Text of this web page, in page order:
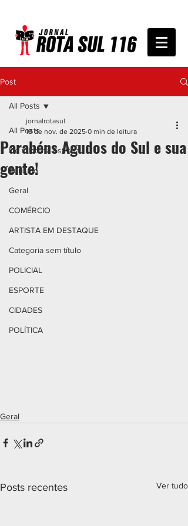
Post
All Posts
De Olho na Estrada
Turismo
Geral
COMÉRCIO
ARTISTA EM DESTAQUE
Categoria sem título
POLICIAL
ESPORTE
CIDADES
POLÍTICA
All Posts
Parabéns Agudos do Sul e sua
gente!
jornalrotasul
18 de nov. de 2025 0 min de leitura
Geral
Posts recentes Ver tudo